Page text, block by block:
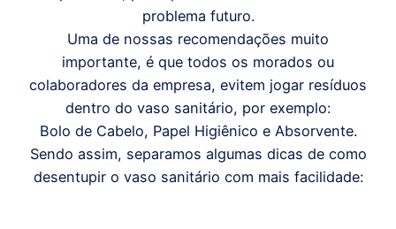
problema futuro.
Uma de nossas recomendações muito
importante, é que todos os morados ou
colaboradores da empresa, evitem jogar resíduos
dentro do vaso sanitário, por exemplo:
Bolo de Cabelo, Papel Higiênico e Absorvente.
Sendo assim, separamos algumas dicas de como
desentupir o vaso sanitário com mais facilidade: